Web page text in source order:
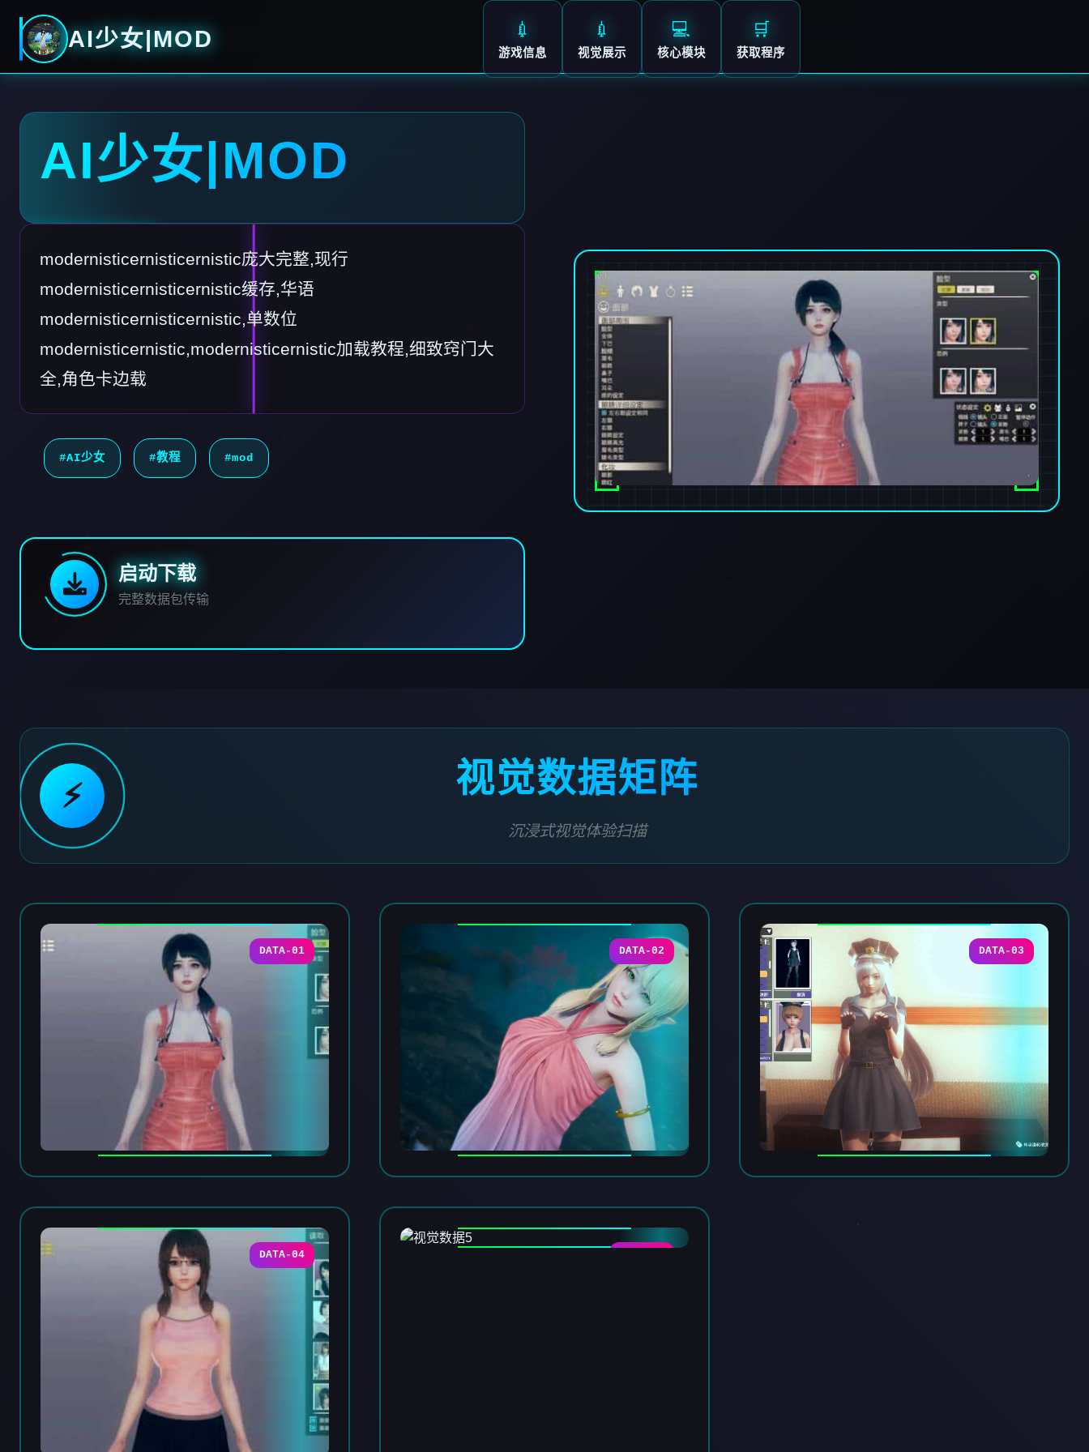
AI少女|MOD 💉
游戏信息
💉
视觉展示
💻
核心模块
🛒
获取程序
AI少女|MOD
modernisticernisticernistic庞大完整,现行
modernisticernisticernistic缓存,华语
modernisticernisticernistic,单数位
modernisticernistic,modernisticernistic加载教程,细致窍门大
全,角色卡边载
#AI少女 #教程 #mod
启动下载
完整数据包传输
⚡ 视觉数据矩阵
沉浸式视觉体验扫描
DATA-01 DATA-02 DATA-03
DATA-04